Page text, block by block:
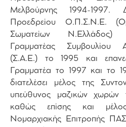
Μελβούρνης 1994-1997.
Προεδρείου Ο.Π.Σ.Ν.Ε.
Σωματείων
Γραμματέας Συμβουλίου
(Σ.Α.Ε.) το 1995 και
Γραμματέα το 1997 και το
διατελέσει μέλος της
υπεύθυνος μαζικών
καθώς επίσης και
Νομαρχιακής Επιτροπής